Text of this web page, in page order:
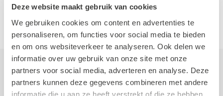
Deze website maakt gebruik van cookies
We gebruiken cookies om content en advertenties te
personaliseren, om functies voor social media te bieden
en om ons websiteverkeer te analyseren. Ook delen we
informatie over uw gebruik van onze site met onze
partners voor social media, adverteren en analyse. Deze
partners kunnen deze gegevens combineren met andere
informatie die u aan ze heeft verstrekt of die ze hebben
Leeshierhet artikel dat de Meppeler Courant
hierover schreef.
Meer nieuws van de Koloniën